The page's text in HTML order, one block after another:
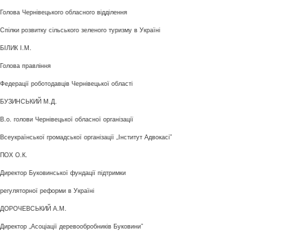
Голова Чернівецького обласного відділення
Спілки розвитку сільського зеленого туризму в Україні
БІЛИК І.М.
Голова правління
Федерації роботодавців Чернівецької області
БУЗИНСЬКИЙ М.Д.
В.о. голови Чернівецької обласної організації
Всеукраїнської громадської організації „Інститут Адвокасі”
ПОХ О.К.
Директор Буковинської фундації підтримки
регуляторної реформи в Україні
ДОРОЧЕВСЬКИЙ А.М.
Директор „Асоціації деревообробників Буковини”